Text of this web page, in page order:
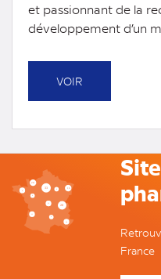
et passionnant de la
développement d’un
VOIR
France